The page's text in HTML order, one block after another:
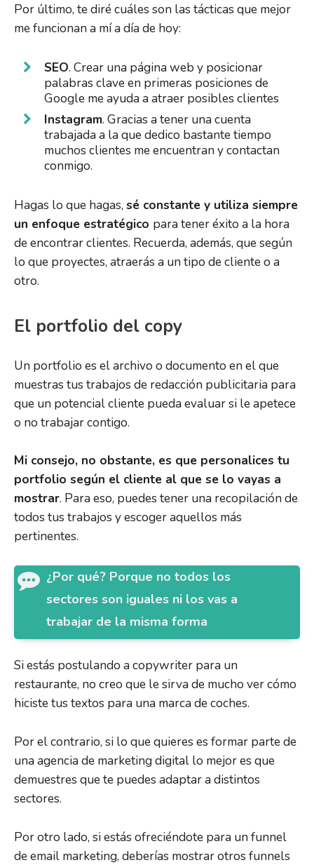
Por último, te diré cuáles son las tácticas que mejor
me funcionan a mí a día de hoy:
SEO. Crear una página web y posicionar
palabras clave en primeras posiciones de
Google me ayuda a atraer posibles clientes
Instagram. Gracias a tener una cuenta
trabajada a la que dedico bastante tiempo
muchos clientes me encuentran y contactan
conmigo.
Hagas lo que hagas, sé constante y utiliza siempre
un enfoque estratégico para tener éxito a la hora
de encontrar clientes. Recuerda, además, que según
lo que proyectes, atraerás a un tipo de cliente o a
otro.
El portfolio del copy
Un portfolio es el archivo o documento en el que
muestras tus trabajos de redacción publicitaria para
que un potencial cliente pueda evaluar si le apetece
o no trabajar contigo.
Mi consejo, no obstante, es que personalices tu
portfolio según el cliente al que se lo vayas a
mostrar. Para eso, puedes tener una recopilación de
todos tus trabajos y escoger aquellos más
pertinentes.
¿Por qué? Porque no todos los
sectores son iguales ni los vas a
trabajar de la misma forma
Si estás postulando a copywriter para un
restaurante, no creo que le sirva de mucho ver cómo
hiciste tus textos para una marca de coches.
Por el contrario, si lo que quieres es formar parte de
una agencia de marketing digital lo mejor es que
demuestres que te puedes adaptar a distintos
sectores.
Por otro lado, si estás ofreciéndote para un funnel
de email marketing, deberías mostrar otros funnels